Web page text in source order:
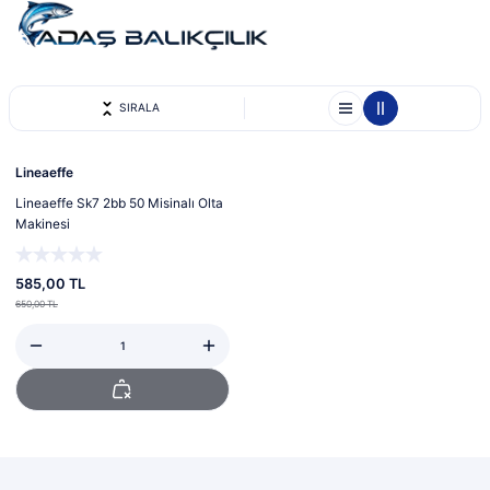
SIRALA
Lineaeffe
Lineaeffe Sk7 2bb 50 Misinalı Olta
Makinesi
585,00 TL
650,00 TL